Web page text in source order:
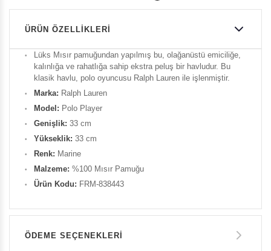
ÜRÜN ÖZELLIKLERI
Lüks Mısır pamuğundan yapılmış bu, olağanüstü emiciliğe,
kalınlığa ve rahatlığa sahip ekstra peluş bir havludur. Bu
klasik havlu, polo oyuncusu Ralph Lauren ile işlenmiştir.
Marka: Ralph Lauren
Model: Polo Player
Genişlik: 33 cm
Yükseklik: 33 cm
Renk: Marine
Malzeme: %100 Mısır Pamuğu
Ürün Kodu: FRM-838443
ÖDEME SEÇENEKLERI